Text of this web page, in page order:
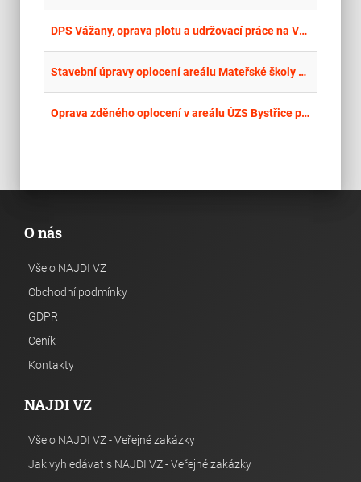
DPS Vážany, oprava plotu a udržovací práce na Vážanském potoku - nátok
Stavební úpravy oplocení areálu Mateřské školy Vizovice
Oprava zděného oplocení v areálu ÚZS Bystřice pod Hostýnem
O nás
Vše o NAJDI VZ
Obchodní podmínky
GDPR
Ceník
Kontakty
NAJDI VZ
Vše o NAJDI VZ - Veřejné zakázky
Jak vyhledávat s NAJDI VZ - Veřejné zakázky